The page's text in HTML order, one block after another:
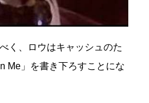
く、ロウはキャッシュのた
Me」を書き下ろすことにな